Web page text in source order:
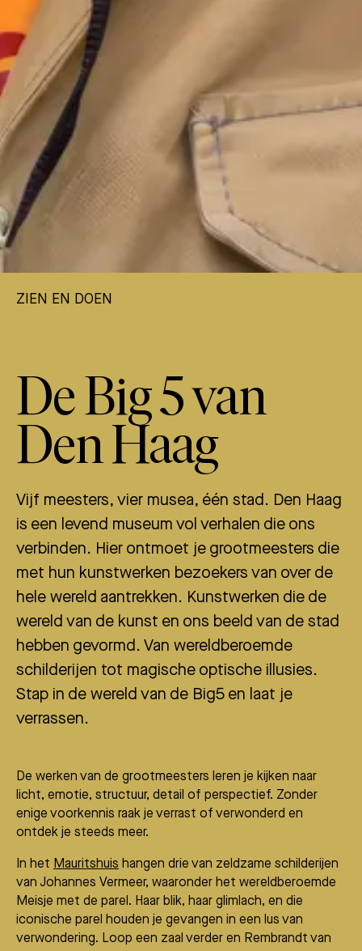
ZIEN EN DOEN
De Big 5 van
Den Haag
Vijf meesters, vier musea, één stad. Den Haag
is een levend museum vol verhalen die ons
verbinden. Hier ontmoet je grootmeesters die
met hun kunstwerken bezoekers van over de
hele wereld aantrekken. Kunstwerken die de
wereld van de kunst en ons beeld van de stad
hebben gevormd. Van wereldberoemde
schilderijen tot magische optische illusies.
Stap in de wereld van de Big5 en laat je
verrassen.
De werken van de grootmeesters leren je kijken naar
licht, emotie, structuur, detail of perspectief. Zonder
enige voorkennis raak je verrast of verwonderd en
ontdek je steeds meer.
In het Mauritshuis hangen drie van zeldzame schilderijen
van Johannes Vermeer, waaronder het wereldberoemde
Meisje met de parel. Haar blik, haar glimlach, en die
iconische parel houden je gevangen in een lus van
verwondering. Loop een zaal verder en Rembrandt van